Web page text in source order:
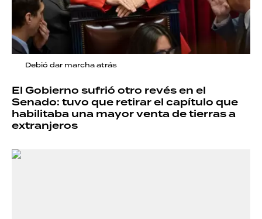
Debió dar marcha atrás
El Gobierno sufrió otro revés en el
Senado: tuvo que retirar el capítulo que
habilitaba una mayor venta de tierras a
extranjeros